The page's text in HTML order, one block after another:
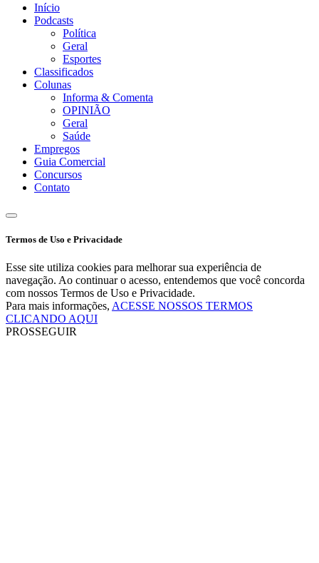
Início
Podcasts
Política
Geral
Esportes
Classificados
Colunas
Informa & Comenta
OPINIÃO
Geral
Saúde
Empregos
Guia Comercial
Concursos
Contato
Termos de Uso e Privacidade
Esse site utiliza cookies para melhorar sua experiência de
navegação. Ao continuar o acesso, entendemos que você concorda
com nossos Termos de Uso e Privacidade.
Para mais informações, ACESSE NOSSOS TERMOS
CLICANDO AQUI
PROSSEGUIR